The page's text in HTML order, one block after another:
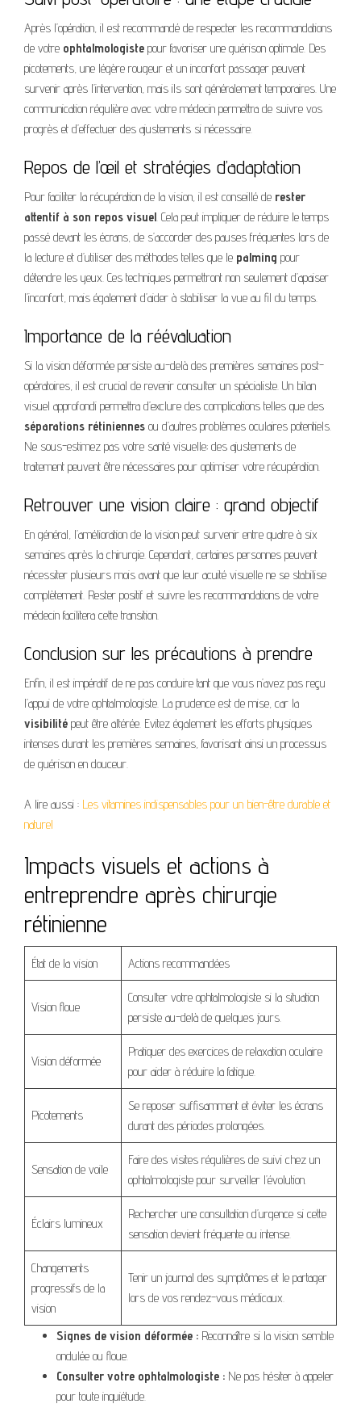
Après l’opération, il est recommandé de respecter les recommandations
de votre ophtalmologiste pour favoriser une guérison optimale. Des
picotements, une légère rougeur et un inconfort passager peuvent
survenir après l’intervention, mais ils sont généralement temporaires. Une
communication régulière avec votre médecin permettra de suivre vos
progrès et d’effectuer des ajustements si nécessaire.
Repos de l’œil et stratégies d’adaptation
Pour faciliter la récupération de la vision, il est conseillé de rester
attentif à son repos visuel. Cela peut impliquer de réduire le temps
passé devant les écrans, de s’accorder des pauses fréquentes lors de
la lecture et d’utiliser des méthodes telles que le palming pour
détendre les yeux. Ces techniques permettront non seulement d’apaiser
l’inconfort, mais également d’aider à stabiliser la vue au fil du temps.
Importance de la réévaluation
Si la vision déformée persiste au-delà des premières semaines post-
opératoires, il est crucial de revenir consulter un spécialiste. Un bilan
visuel approfondi permettra d’exclure des complications telles que des
séparations rétiniennes ou d’autres problèmes oculaires potentiels.
Ne sous-estimez pas votre santé visuelle; des ajustements de
traitement peuvent être nécessaires pour optimiser votre récupération.
Retrouver une vision claire : grand objectif
En général, l’amélioration de la vision peut survenir entre quatre à six
semaines après la chirurgie. Cependant, certaines personnes peuvent
nécessiter plusieurs mois avant que leur acuité visuelle ne se stabilise
complètement. Rester positif et suivre les recommandations de votre
médecin facilitera cette transition.
Conclusion sur les précautions à prendre
Enfin, il est impératif de ne pas conduire tant que vous n’avez pas reçu
l’appui de votre ophtalmologiste. La prudence est de mise, car la
visibilité peut être altérée. Evitez également les efforts physiques
intenses durant les premières semaines, favorisant ainsi un processus
de guérison en douceur.
A lire aussi : Les vitamines indispensables pour un bien-être durable et
naturel
Impacts visuels et actions à
entreprendre après chirurgie
rétinienne
État de la vision Actions recommandées
Vision floue
Consulter votre ophtalmologiste si la situation
persiste au-delà de quelques jours.
Vision déformée
Pratiquer des exercices de relaxation oculaire
pour aider à réduire la fatigue.
Picotements
Se reposer suffisamment et éviter les écrans
durant des périodes prolongées.
Sensation de voile
Faire des visites régulières de suivi chez un
ophtalmologiste pour surveiller l’évolution.
Éclairs lumineux
Rechercher une consultation d’urgence si cette
sensation devient fréquente ou intense.
Changements
progressifs de la
vision
Tenir un journal des symptômes et le partager
lors de vos rendez-vous médicaux.
Signes de vision déformée : Reconnaître si la vision semble
ondulée ou floue.
Consulter votre ophtalmologiste : Ne pas hésiter à appeler
pour toute inquiétude.